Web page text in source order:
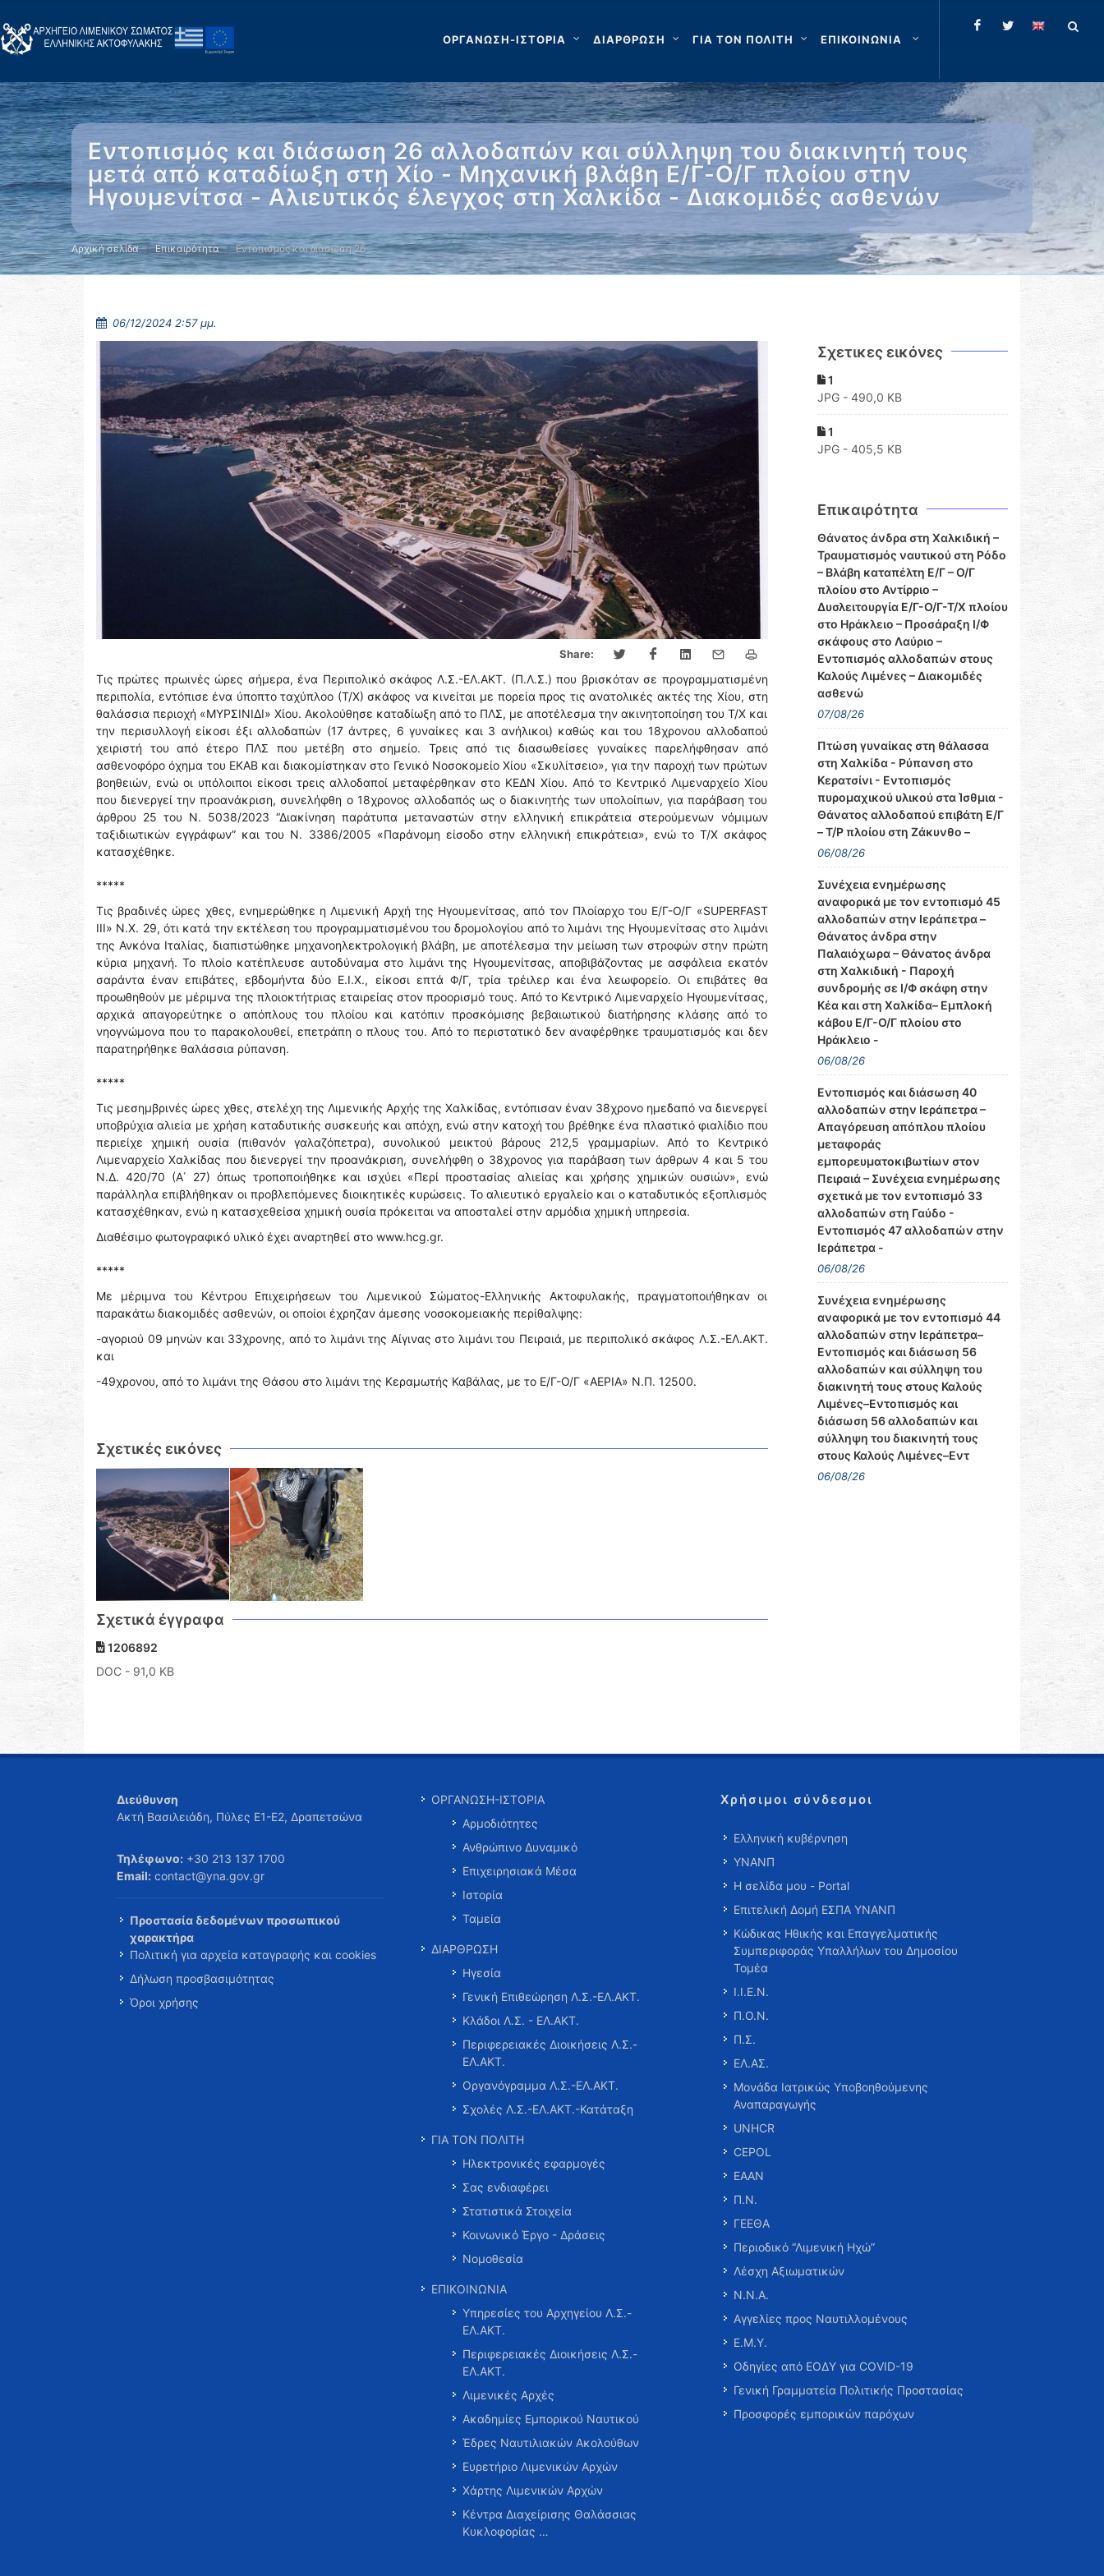
ΟΡΓΑΝΩΣΗ-ΙΣΤΟΡΙΑ ΔΙΑΡΘΡΩΣΗ ΓΙΑ ΤΟΝ ΠΟΛΙΤΗ ΕΠΙΚΟΙΝΩΝΙΑ
Εντοπισμός και διάσωση 26 αλλοδαπών και σύλληψη του διακινητή τους
μετά από καταδίωξη στη Χίο - Μηχανική βλάβη Ε/Γ-Ο/Γ πλοίου στην
Ηγουμενίτσα - Αλιευτικός έλεγχος στη Χαλκίδα - Διακομιδές ασθενών
Αρχική σελίδα Επικαιρότητα Εντοπισμός και διάσωση 26 …
06/12/2024 2:57 μμ.
Share:
Τις πρώτες πρωινές ώρες σήμερα, ένα Περιπολικό σκάφος Λ.Σ.-ΕΛ.ΑΚΤ. (Π.Λ.Σ.) που βρισκόταν σε προγραμματισμένη
περιπολία, εντόπισε ένα ύποπτο ταχύπλοο (Τ/Χ) σκάφος να κινείται με πορεία προς τις ανατολικές ακτές της Χίου, στη
θαλάσσια περιοχή «ΜΥΡΣΙΝΙΔΙ» Χίου. Ακολούθησε καταδίωξη από το ΠΛΣ, με αποτέλεσμα την ακινητοποίηση του Τ/Χ και
την περισυλλογή είκοσι έξι αλλοδαπών (17 άντρες, 6 γυναίκες και 3 ανήλικοι) καθώς και του 18χρονου αλλοδαπού
χειριστή του από έτερο ΠΛΣ που μετέβη στο σημείο. Τρεις από τις διασωθείσες γυναίκες παρελήφθησαν από
ασθενοφόρο όχημα του ΕΚΑΒ και διακομίστηκαν στο Γενικό Νοσοκομείο Χίου «Σκυλίτσειο», για την παροχή των πρώτων
βοηθειών, ενώ οι υπόλοιποι είκοσι τρεις αλλοδαποί μεταφέρθηκαν στο ΚΕΔΝ Χίου. Από το Κεντρικό Λιμεναρχείο Χίου
που διενεργεί την προανάκριση, συνελήφθη ο 18χρονος αλλοδαπός ως ο διακινητής των υπολοίπων, για παράβαση του
άρθρου 25 του Ν. 5038/2023 “Διακίνηση παράτυπα μεταναστών στην ελληνική επικράτεια στερούμενων νόμιμων
ταξιδιωτικών εγγράφων” και του Ν. 3386/2005 «Παράνομη είσοδο στην ελληνική επικράτεια», ενώ το Τ/Χ σκάφος
κατασχέθηκε.
*****
Τις βραδινές ώρες χθες, ενημερώθηκε η Λιμενική Αρχή της Ηγουμενίτσας, από τον Πλοίαρχο του Ε/Γ-Ο/Γ «SUPERFAST
III» Ν.Χ. 29, ότι κατά την εκτέλεση του προγραμματισμένου του δρομολογίου από το λιμάνι της Ηγουμενίτσας στο λιμάνι
της Ανκόνα Ιταλίας, διαπιστώθηκε μηχανοηλεκτρολογική βλάβη, με αποτέλεσμα την μείωση των στροφών στην πρώτη
κύρια μηχανή. Το πλοίο κατέπλευσε αυτοδύναμα στο λιμάνι της Ηγουμενίτσας, αποβιβάζοντας με ασφάλεια εκατόν
σαράντα έναν επιβάτες, εβδομήντα δύο Ε.Ι.Χ., είκοσι επτά Φ/Γ, τρία τρέιλερ και ένα λεωφορείο. Οι επιβάτες θα
προωθηθούν με μέριμνα της πλοιοκτήτριας εταιρείας στον προορισμό τους. Από το Κεντρικό Λιμεναρχείο Ηγουμενίτσας,
αρχικά απαγορεύτηκε ο απόπλους του πλοίου και κατόπιν προσκόμισης βεβαιωτικού διατήρησης κλάσης από το
νηογνώμονα που το παρακολουθεί, επετράπη ο πλους του. Από το περιστατικό δεν αναφέρθηκε τραυματισμός και δεν
παρατηρήθηκε θαλάσσια ρύπανση.
*****
Τις μεσημβρινές ώρες χθες, στελέχη της Λιμενικής Αρχής της Χαλκίδας, εντόπισαν έναν 38χρονο ημεδαπό να διενεργεί
υποβρύχια αλιεία με χρήση καταδυτικής συσκευής και απόχη, ενώ στην κατοχή του βρέθηκε ένα πλαστικό φιαλίδιο που
περιείχε χημική ουσία (πιθανόν γαλαζόπετρα), συνολικού μεικτού βάρους 212,5 γραμμαρίων. Από το Κεντρικό
Λιμεναρχείο Χαλκίδας που διενεργεί την προανάκριση, συνελήφθη ο 38χρονος για παράβαση των άρθρων 4 και 5 του
Ν.Δ. 420/70 (Α΄ 27) όπως τροποποιήθηκε και ισχύει «Περί προστασίας αλιείας και χρήσης χημικών ουσιών», ενώ
παράλληλα επιβλήθηκαν οι προβλεπόμενες διοικητικές κυρώσεις. Το αλιευτικό εργαλείο και ο καταδυτικός εξοπλισμός
κατασχέθηκαν, ενώ η κατασχεθείσα χημική ουσία πρόκειται να αποσταλεί στην αρμόδια χημική υπηρεσία.
Διαθέσιμο φωτογραφικό υλικό έχει αναρτηθεί στο www.hcg.gr.
*****
Με μέριμνα του Κέντρου Επιχειρήσεων του Λιμενικού Σώματος-Ελληνικής Ακτοφυλακής, πραγματοποιήθηκαν οι
παρακάτω διακομιδές ασθενών, οι οποίοι έχρηζαν άμεσης νοσοκομειακής περίθαλψης:
-αγοριού 09 μηνών και 33χρονης, από το λιμάνι της Αίγινας στο λιμάνι του Πειραιά, με περιπολικό σκάφος Λ.Σ.-ΕΛ.ΑΚΤ.
και
-49χρονου, από το λιμάνι της Θάσου στο λιμάνι της Κεραμωτής Καβάλας, με το Ε/Γ-Ο/Γ «ΑΕΡΙΑ» Ν.Π. 12500.
Σχετικές εικόνες
Σχετικά έγγραφα
1206892
DOC - 91,0 KB
Σχετικες εικόνες
1
JPG - 490,0 KB
1
JPG - 405,5 KB
Επικαιρότητα
Θάνατος άνδρα στη Χαλκιδική –
Τραυματισμός ναυτικού στη Ρόδο
– Βλάβη καταπέλτη Ε/Γ – Ο/Γ
πλοίου στο Αντίρριο –
Δυσλειτουργία Ε/Γ-Ο/Γ-Τ/Χ πλοίου
στο Ηράκλειο – Προσάραξη Ι/Φ
σκάφους στο Λαύριο –
Εντοπισμός αλλοδαπών στους
Καλούς Λιμένες – Διακομιδές
ασθενώ
07/08/26
Πτώση γυναίκας στη θάλασσα
στη Χαλκίδα - Ρύπανση στο
Κερατσίνι - Εντοπισμός
πυρομαχικού υλικού στα Ίσθμια -
Θάνατος αλλοδαπού επιβάτη Ε/Γ
– Τ/Ρ πλοίου στη Ζάκυνθο –
06/08/26
Συνέχεια ενημέρωσης
αναφορικά με τον εντοπισμό 45
αλλοδαπών στην Ιεράπετρα –
Θάνατος άνδρα στην
Παλαιόχωρα – Θάνατος άνδρα
στη Χαλκιδική - Παροχή
συνδρομής σε Ι/Φ σκάφη στην
Κέα και στη Χαλκίδα– Εμπλοκή
κάβου Ε/Γ-Ο/Γ πλοίου στο
Ηράκλειο -
06/08/26
Εντοπισμός και διάσωση 40
αλλοδαπών στην Ιεράπετρα –
Απαγόρευση απόπλου πλοίου
μεταφοράς
εμπορευματοκιβωτίων στον
Πειραιά – Συνέχεια ενημέρωσης
σχετικά με τον εντοπισμό 33
αλλοδαπών στη Γαύδο -
Εντοπισμός 47 αλλοδαπών στην
Ιεράπετρα -
06/08/26
Συνέχεια ενημέρωσης
αναφορικά με τον εντοπισμό 44
αλλοδαπών στην Ιεράπετρα–
Εντοπισμός και διάσωση 56
αλλοδαπών και σύλληψη του
διακινητή τους στους Καλούς
Λιμένες–Εντοπισμός και
διάσωση 56 αλλοδαπών και
σύλληψη του διακινητή τους
στους Καλούς Λιμένες–Εντ
06/08/26
Διεύθυνση
Ακτή Βασιλειάδη, Πύλες Ε1-Ε2, Δραπετσώνα
Τηλέφωνο: +30 213 137 1700
Email: contact@yna.gov.gr
Προστασία δεδομένων προσωπικού
χαρακτήρα
Πολιτική για αρχεία καταγραφής και cookies
Δήλωση προσβασιμότητας
Όροι χρήσης
ΟΡΓΑΝΩΣΗ-ΙΣΤΟΡΙΑ
Αρμοδιότητες
Ανθρώπινο Δυναμικό
Επιχειρησιακά Μέσα
Ιστορία
Ταμεία
ΔΙΑΡΘΡΩΣΗ
Ηγεσία
Γενική Επιθεώρηση Λ.Σ.-ΕΛ.ΑΚΤ.
Κλάδοι Λ.Σ. - ΕΛ.ΑΚΤ.
Περιφερειακές Διοικήσεις Λ.Σ.-
ΕΛ.ΑΚΤ.
Οργανόγραμμα Λ.Σ.-ΕΛ.ΑΚΤ.
Σχολές Λ.Σ.-ΕΛ.ΑΚΤ.-Κατάταξη
ΓΙΑ ΤΟΝ ΠΟΛΙΤΗ
Ηλεκτρονικές εφαρμογές
Σας ενδιαφέρει
Στατιστικά Στοιχεία
Κοινωνικό Έργο - Δράσεις
Νομοθεσία
ΕΠΙΚΟΙΝΩΝΙΑ
Υπηρεσίες του Αρχηγείου Λ.Σ.-
ΕΛ.ΑΚΤ.
Περιφερειακές Διοικήσεις Λ.Σ.-
ΕΛ.ΑΚΤ.
Λιμενικές Αρχές
Ακαδημίες Εμπορικού Ναυτικού
Έδρες Ναυτιλιακών Ακολούθων
Ευρετήριο Λιμενικών Αρχών
Χάρτης Λιμενικών Αρχών
Κέντρα Διαχείρισης Θαλάσσιας
Κυκλοφορίας …
Χρήσιμοι σύνδεσμοι
Ελληνική κυβέρνηση
ΥΝΑΝΠ
Η σελίδα μου - Portal
Επιτελική Δομή ΕΣΠΑ ΥΝΑΝΠ
Κώδικας Ηθικής και Επαγγελματικής
Συμπεριφοράς Υπαλλήλων του Δημοσίου
Τομέα
Ι.Ι.Ε.Ν.
Π.Ο.Ν.
Π.Σ.
ΕΛ.ΑΣ.
Μονάδα Ιατρικώς Υποβοηθούμενης
Αναπαραγωγής
UNHCR
CEPOL
ΕΑΑΝ
Π.Ν.
ΓΕΕΘΑ
Περιοδικό “Λιμενική Ηχώ”
Λέσχη Αξιωματικών
Ν.Ν.Α.
Αγγελίες προς Ναυτιλλομένους
Ε.Μ.Υ.
Οδηγίες από ΕΟΔΥ για COVID-19
Γενική Γραμματεία Πολιτικής Προστασίας
Προσφορές εμπορικών παρόχων